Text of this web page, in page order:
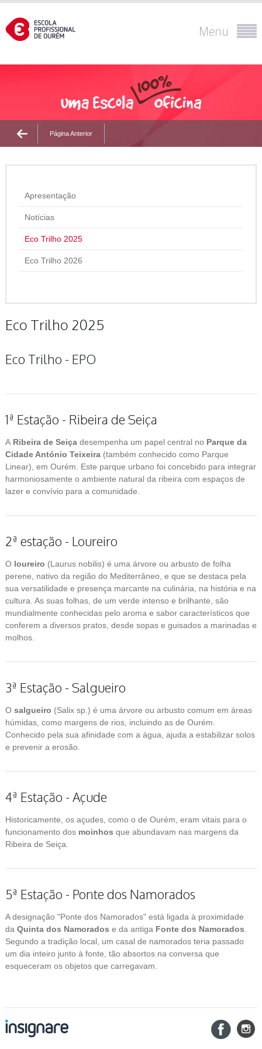
Menu
Página Anterior
Apresentação
Notícias
Eco Trilho 2025
Eco Trilho 2026
Eco Trilho 2025
Eco Trilho - EPO
1ª Estação - Ribeira de Seiça
A Ribeira de Seiçadesempenha um papel central no Parque da
Cidade António Teixeira(também conhecido como Parque
Linear), em Ourém. Este parque urbano foi concebido para integrar
harmoniosamente o ambiente natural da ribeira com espaços de
lazer e convívio para a comunidade.
2ª estação - Loureiro
O loureiro (Laurus nobilis) é uma árvore ou arbusto de folha
perene, nativo da região do Mediterrâneo, e que se destaca pela
sua versatilidade e presença marcante na culinária, na história e na
cultura. As suas folhas, de um verde intenso e brilhante, são
mundialmente conhecidas pelo aroma e sabor característicos que
conferem a diversos pratos, desde sopas e guisados a marinadas e
molhos.
3ª Estação - Salgueiro
O salgueiro (Salixsp.) é uma árvore ou arbusto comum em áreas
húmidas, como margens de rios, incluindo as de Ourém.
Conhecido pela sua afinidade com a água, ajuda a estabilizar solos
e prevenir a erosão.
4ª Estação - Açude
Historicamente, os açudes, como o de Ourém, eram vitais para o
funcionamento dos moinhos que abundavam nas margens da
Ribeira de Seiça.
5ª Estação - Ponte dos Namorados
A designação "Ponte dos Namorados" está ligada à proximidade
da Quinta dos Namorados e da antiga Fonte dos Namorados
Segundo a tradição local, um casal de namorados teria passado
um dia inteiro junto à fonte, tão absortos na conversa que
esqueceram os objetos que carregavam.